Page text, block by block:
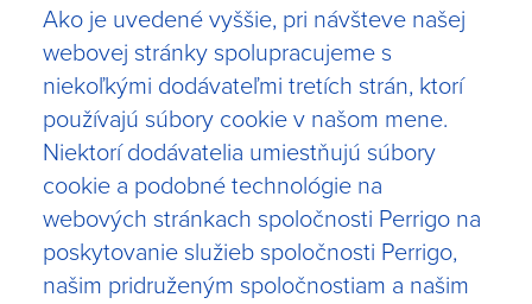
Ako je uvedené vyššie, pri návšteve našej
webovej stránky spolupracujeme s
niekoľkými dodávateľmi tretích strán, ktorí
používajú súbory cookie v našom mene.
Niektorí dodávatelia umiestňujú súbory
cookie a podobné technológie na
webových stránkach spoločnosti Perrigo na
poskytovanie služieb spoločnosti Perrigo,
našim pridruženým spoločnostiam a našim